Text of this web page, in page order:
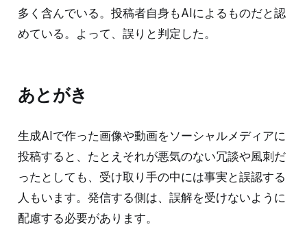
多く含んでいる。投稿者自身もAIによるものだと認
めている。よって、誤りと判定した。
あとがき
生成AIで作った画像や動画をソーシャルメディアに
投稿すると、たとえそれが悪気のない冗談や風刺だ
ったとしても、受け取り手の中には事実と誤認する
人もいます。発信する側は、誤解を受けないように
配慮する必要があります。